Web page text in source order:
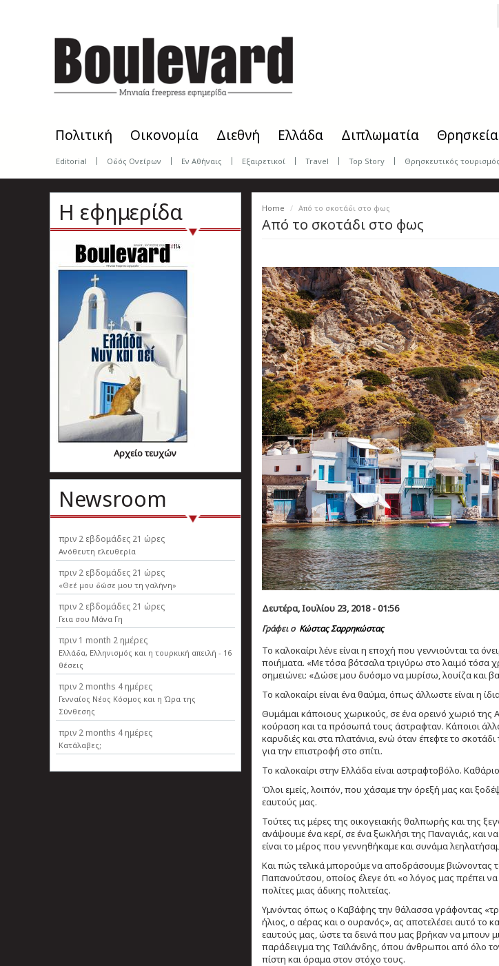
Πολιτική Οικονομία Διεθνή Ελλάδα Διπλωματία Θρησκεία
Editorial Οδός Ονείρων Εν Αθήναις Εξαιρετικοί Travel Top Story Θρησκευτικός τουρισμός
Η εφημερίδα
Αρχείο τευχών
Newsroom
πριν 2 εβδομάδες 21 ώρες
Ανόθευτη ελευθερία
πριν 2 εβδομάδες 21 ώρες
«Θεέ μου δώσε μου τη γαλήνη»
πριν 2 εβδομάδες 21 ώρες
Γεια σου Μάνα Γη
πριν 1 month 2 ημέρες
Ελλάδα, Ελληνισµός και η τουρκική απειλή - 16
θέσεις
πριν 2 months 4 ημέρες
Γενναίος Νέος Κόσμος και η Ώρα της
Σύνθεσης
πριν 2 months 4 ημέρες
Κατάλαβες;
Home Από το σκοτάδι στο φως
Από το σκοτάδι στο φως
Δευτέρα, Ιουλίου 23, 2018 - 01:56
Γράφει ο Κώστας Σαρρηκώστας
Το καλοκαίρι λένε είναι η εποχή που γεννιούνται τα
ποιήματα. «Με τόσα βότσαλα τριγύρω στο λαιμό τόσα
σημειώνει: «Δώσε μου δυόσμο να μυρίσω, λουίζα και
Το καλοκαίρι είναι ένα θαύμα, όπως άλλωστε είναι η
Θυμάμαι κάποιους χωρικούς, σε ένα ορεινό χωριό
κούραση και τα πρόσωπά τους άστραφταν. Κάποιοι
καρυδιές και στα πλατάνια, ενώ όταν έπεφτε το
για την επιστροφή στο σπίτι.
Το καλοκαίρι στην Ελλάδα είναι αστραφτοβόλο.
Όλοι εμείς, λοιπόν, που χάσαμε την όρεξή μας και
εαυτούς μας.
Τούτες τις μέρες της οικογειακής θαλπωρής και της
ανάψουμε ένα κερί, σε ένα ξωκλήσι της Παναγιάς,
είναι το μέρος που γεννηθήκαμε και συνάμα
Και πώς τελικά μπορούμε να αποδράσουμε βιώνοντας
Παπανούτσου, οποίος έλεγε ότι «ο λόγος μας πρέπει
πολίτες μιας άδικης πολιτείας.
Υμνόντας όπως ο Καβάφης την θάλασσα γράφοντας
ήλιος, ο αέρας και ο ουρανός», ας αποτελέσει αυτό το
εαυτούς μας, ώστε τα δεινά που μας βρήκαν να μπουν
παράδειγμα της Ταϊλάνδης, όπου άνθρωποι από όλο
πίστη και όραμα στον στόχο τους.